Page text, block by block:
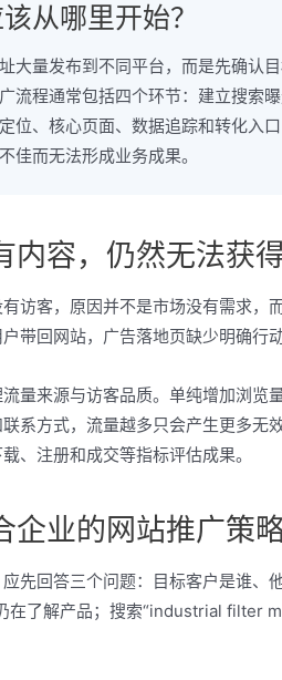
从哪里开始？
大量发布到不同平台，而是先确认
流程通常包括四个环节：建立搜索
位、核心页面、数据追踪和转化入
佳而无法形成业务成果。
内容，仍然无法获
访客，原因并不是市场没有需求，
带回网站，广告落地页缺少明确行
量来源与访客品质。单纯增加浏
系方式，流量越多只会产生更多无
、注册和成交等指标评估成果。
企业的网站推广策略
先回答三个问题：目标客户是谁、
在了解产品；搜索“industrial filter